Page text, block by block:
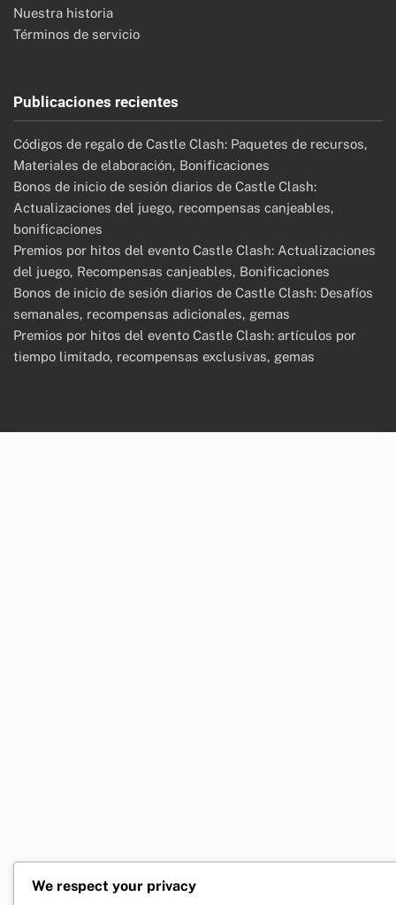
Nuestra historia
Términos de servicio
Publicaciones recientes
Códigos de regalo de Castle Clash: Paquetes de recursos,
Materiales de elaboración, Bonificaciones
Bonos de inicio de sesión diarios de Castle Clash:
Actualizaciones del juego, recompensas canjeables,
bonificaciones
Premios por hitos del evento Castle Clash: Actualizaciones
del juego, Recompensas canjeables, Bonificaciones
Bonos de inicio de sesión diarios de Castle Clash: Desafíos
semanales, recompensas adicionales, gemas
Premios por hitos del evento Castle Clash: artículos por
tiempo limitado, recompensas exclusivas, gemas
We respect your privacy